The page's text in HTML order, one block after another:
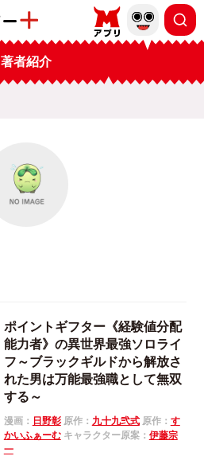
著者紹介
ポイントギフター《経験値分配
能力者》の異世界最強ソロライ
フ～ブラックギルドから解放さ
れた男は万能最強職として無双
する～
漫画： 日野彰原作： 九十九弐式原作： す
かいふぁーむキャラクター原案： 伊藤宗
一